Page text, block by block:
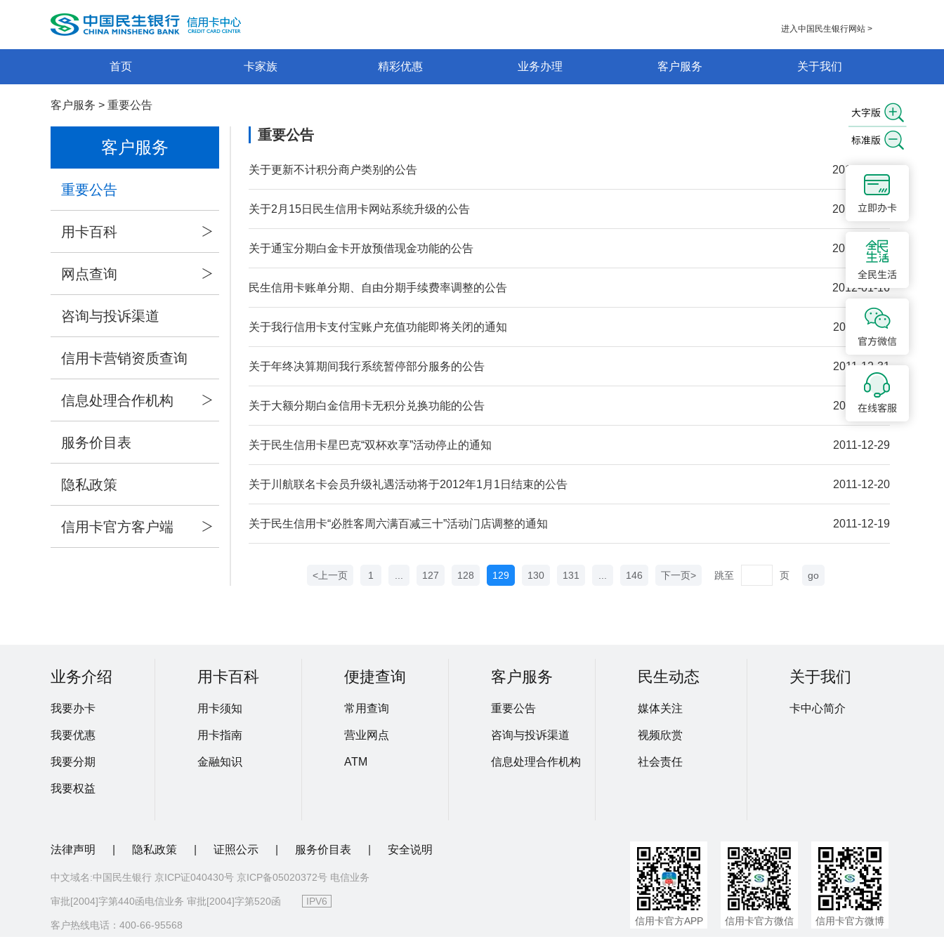
进入中国民生银行网站 >
首页 卡家族 精彩优惠 业务办理 客户服务 关于我们
客户服务 > 重要公告
客户服务
重要公告
用卡百科
网点查询
咨询与投诉渠道
信用卡营销资质查询
信息处理合作机构
服务价目表
隐私政策
信用卡官方客户端
重要公告
关于更新不计积分商户类别的公告 2012-02-15
关于2月15日民生信用卡网站系统升级的公告 2012-02-10
关于通宝分期白金卡开放预借现金功能的公告 2012-02-03
民生信用卡账单分期、自由分期手续费率调整的公告 2012-01-16
关于我行信用卡支付宝账户充值功能即将关闭的通知 2012-01-11
关于年终决算期间我行系统暂停部分服务的公告 2011-12-31
关于大额分期白金信用卡无积分兑换功能的公告 2011-12-29
关于民生信用卡星巴克“双杯欢享”活动停止的通知 2011-12-29
关于川航联名卡会员升级礼遇活动将于2012年1月1日结束的公告 2011-12-20
关于民生信用卡“必胜客周六满百减三十”活动门店调整的通知 2011-12-19
<上一页 1 127 128 129 130 131 146 下一页> 跳至 页 go
业务介绍
我要办卡
我要优惠
我要分期
我要权益
用卡百科
用卡须知
用卡指南
金融知识
便捷查询
常用查询
营业网点
ATM
客户服务
重要公告
咨询与投诉渠道
信息处理合作机构
民生动态
媒体关注
视频欣赏
社会责任
关于我们
卡中心简介
法律声明 隐私政策 证照公示 服务价目表 安全说明
中文域名:中国民生银行 京ICP证040430号 京ICP备05020372号 电信业务
审批[2004]字第440函电信业务 审批[2004]字第520函 IPV6
客户热线电话：400-66-95568 信用卡官方APP 信用卡官方微信 信用卡官方微博